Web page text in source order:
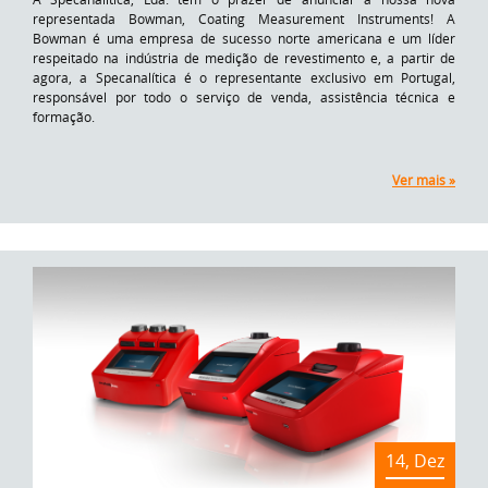
representada Bowman, Coating Measurement Instruments! A
Bowman é uma empresa de sucesso norte americana e um líder
respeitado na indústria de medição de revestimento e, a partir de
agora, a Specanalítica é o representante exclusivo em Portugal,
responsável por todo o serviço de venda, assistência técnica e
formação.
Ver mais »
14, Dez